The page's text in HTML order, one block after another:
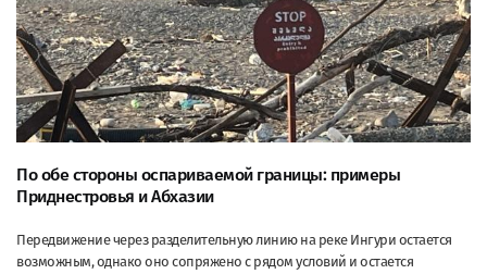
По обе стороны оспариваемой границы: примеры
Приднестровья и Абхазии
Передвижение через разделительную линию на реке Ингури остается
возможным, однако оно сопряжено с рядом условий и остается